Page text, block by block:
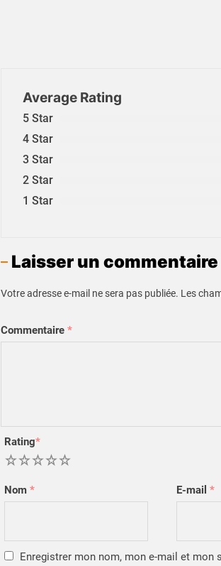
Average Rating
5 Star
4 Star
3 Star
2 Star
1 Star
Laisser un commentaire
Votre adresse e-mail ne sera pas publiée. Les
Commentaire *
Rating*
5
4
3
2
Nom * E-mail *
Enregistrer mon nom, mon e-mail et mon